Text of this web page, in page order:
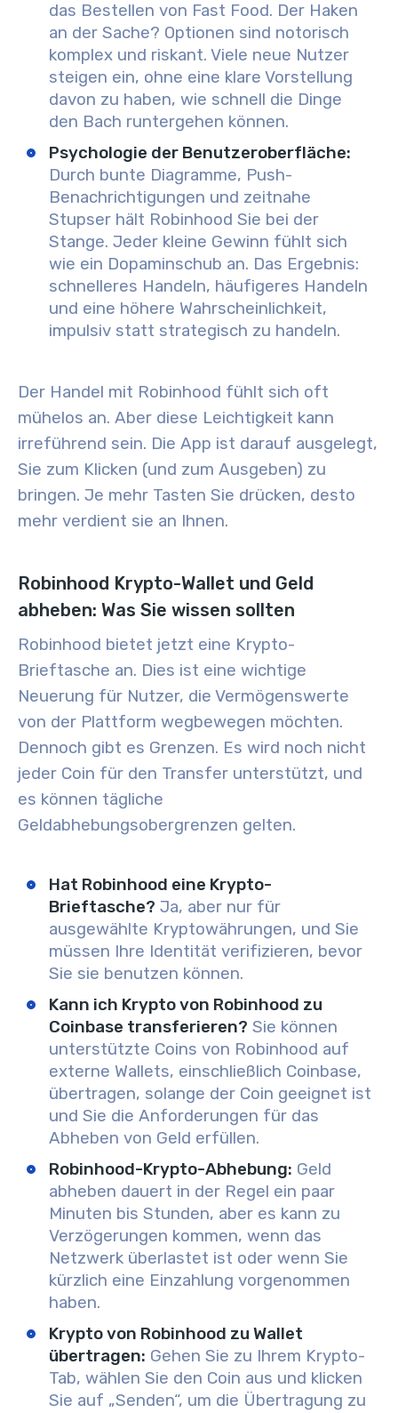
das Bestellen von Fast Food. Der Haken
an der Sache? Optionen sind notorisch
komplex und riskant. Viele neue Nutzer
steigen ein, ohne eine klare Vorstellung
davon zu haben, wie schnell die Dinge
den Bach runtergehen können.
Psychologie der Benutzeroberfläche:
Durch bunte Diagramme, Push-
Benachrichtigungen und zeitnahe
Stupser hält Robinhood Sie bei der
Stange. Jeder kleine Gewinn fühlt sich
wie ein Dopaminschub an. Das Ergebnis:
schnelleres Handeln, häufigeres Handeln
und eine höhere Wahrscheinlichkeit,
impulsiv statt strategisch zu handeln.
Der Handel mit Robinhood fühlt sich oft
mühelos an. Aber diese Leichtigkeit kann
irreführend sein. Die App ist darauf ausgelegt,
Sie zum Klicken (und zum Ausgeben) zu
bringen. Je mehr Tasten Sie drücken, desto
mehr verdient sie an Ihnen.
Robinhood Krypto-Wallet und Geld
abheben: Was Sie wissen sollten
Robinhood bietet jetzt eine Krypto-
Brieftasche an. Dies ist eine wichtige
Neuerung für Nutzer, die Vermögenswerte
von der Plattform wegbewegen möchten.
Dennoch gibt es Grenzen. Es wird noch nicht
jeder Coin für den Transfer unterstützt, und
es können tägliche
Geldabhebungsobergrenzen gelten.
Hat Robinhood eine Krypto-
Brieftasche? Ja, aber nur für
ausgewählte Kryptowährungen, und Sie
müssen Ihre Identität verifizieren, bevor
Sie sie benutzen können.
Kann ich Krypto von Robinhood zu
Coinbase transferieren? Sie können
unterstützte Coins von Robinhood auf
externe Wallets, einschließlich Coinbase,
übertragen, solange der Coin geeignet ist
und Sie die Anforderungen für das
Abheben von Geld erfüllen.
Robinhood-Krypto-Abhebung: Geld
abheben dauert in der Regel ein paar
Minuten bis Stunden, aber es kann zu
Verzögerungen kommen, wenn das
Netzwerk überlastet ist oder wenn Sie
kürzlich eine Einzahlung vorgenommen
haben.
Krypto von Robinhood zu Wallet
übertragen: Gehen Sie zu Ihrem Krypto-
Tab, wählen Sie den Coin aus und klicken
Sie auf „Senden“, um die Übertragung zu